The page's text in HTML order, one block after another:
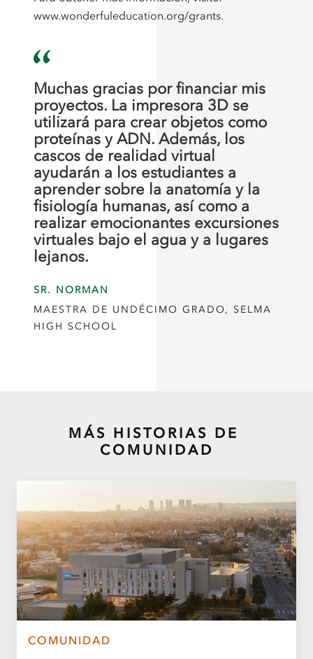
www.wonderfuleducation.org/grants.
Muchas gracias por financiar mis
proyectos. La impresora 3D se
utilizará para crear objetos como
proteínas y ADN. Además, los
cascos de realidad virtual
ayudarán a los estudiantes a
aprender sobre la anatomía y la
fisiología humanas, así como a
realizar emocionantes excursiones
virtuales bajo el agua y a lugares
lejanos.
SR. NORMAN
MAESTRA DE UNDÉCIMO GRADO, SELMA
HIGH SCHOOL
MÁS HISTORIAS DE
COMUNIDAD
COMUNIDAD